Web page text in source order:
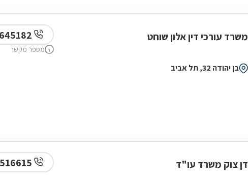
משרד עורכי דין אלון שוחט
בן יהודה 32, תל אביב
מספר מקשר
דן צוק משרד עו"ד